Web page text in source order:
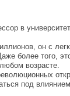
в
он с
более того,
возрасте.
под